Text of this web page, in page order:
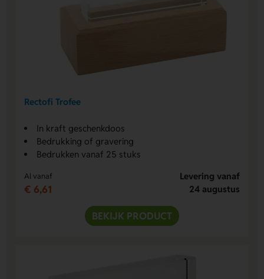
Rectofi Trofee
In kraft geschenkdoos
Bedrukking of gravering
Bedrukken vanaf 25 stuks
Al vanaf
€ 6,61
Levering vanaf
24 augustus
BEKIJK PRODUCT